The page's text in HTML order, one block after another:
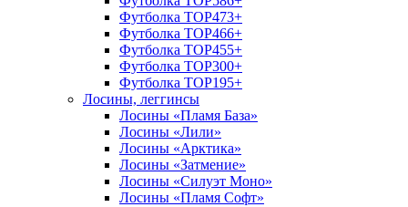
Футболка TOP473+
Футболка TOP466+
Футболка TOP455+
Футболка TOP300+
Футболка TOP195+
Лосины, леггинсы
Лосины «Пламя База»
Лосины «Лили»
Лосины «Арктика»
Лосины «Затмение»
Лосины «Силуэт Моно»
Лосины «Пламя Софт»